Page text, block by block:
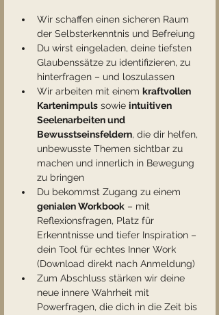
Wir schaffen einen sicheren Raum
der Selbsterkenntnis und Befreiung
Du wirst eingeladen, deine tiefsten
Glaubenssätze zu identifizieren, zu
hinterfragen – und loszulassen
Wir arbeiten mit einem kraftvollen
Kartenimpuls sowie intuitiven
Seelenarbeiten und
Bewusstseinsfeldern, die dir helfen,
unbewusste Themen sichtbar zu
machen und innerlich in Bewegung
zu bringen
Du bekommst Zugang zu einem
genialen Workbook – mit
Reflexionsfragen, Platz für
Erkenntnisse und tiefer Inspiration –
dein Tool für echtes Inner Work
(Download direkt nach Anmeldung)
Zum Abschluss stärken wir deine
neue innere Wahrheit mit
Powerfragen, die dich in die Zeit bis